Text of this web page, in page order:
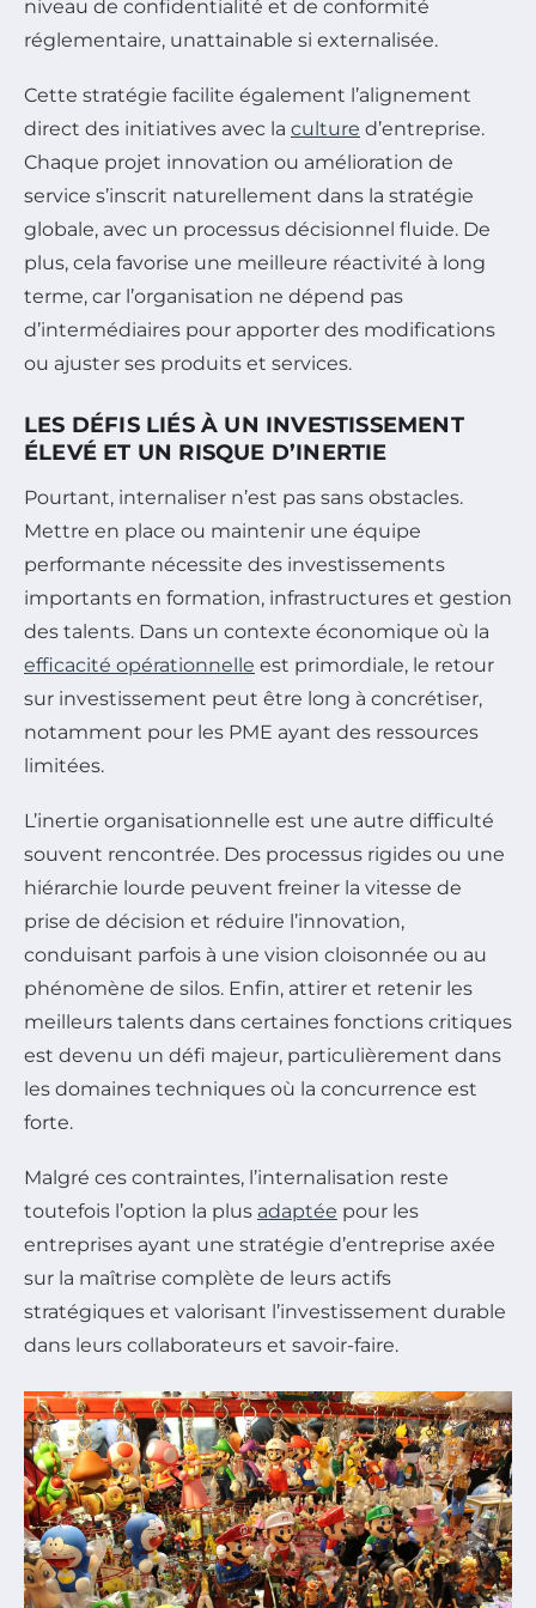
niveau de confidentialité et de conformité
réglementaire, unattainable si externalisée.
Cette stratégie facilite également l’alignement
direct des initiatives avec la culture d’entreprise.
Chaque projet innovation ou amélioration de
service s’inscrit naturellement dans la stratégie
globale, avec un processus décisionnel fluide. De
plus, cela favorise une meilleure réactivité à long
terme, car l’organisation ne dépend pas
d’intermédiaires pour apporter des modifications
ou ajuster ses produits et services.
LES DÉFIS LIÉS À UN INVESTISSEMENT
ÉLEVÉ ET UN RISQUE D’INERTIE
Pourtant, internaliser n’est pas sans obstacles.
Mettre en place ou maintenir une équipe
performante nécessite des investissements
importants en formation, infrastructures et gestion
des talents. Dans un contexte économique où la
efficacité opérationnelle est primordiale, le retour
sur investissement peut être long à concrétiser,
notamment pour les PME ayant des ressources
limitées.
L’inertie organisationnelle est une autre difficulté
souvent rencontrée. Des processus rigides ou une
hiérarchie lourde peuvent freiner la vitesse de
prise de décision et réduire l’innovation,
conduisant parfois à une vision cloisonnée ou au
phénomène de silos. Enfin, attirer et retenir les
meilleurs talents dans certaines fonctions critiques
est devenu un défi majeur, particulièrement dans
les domaines techniques où la concurrence est
forte.
Malgré ces contraintes, l’internalisation reste
toutefois l’option la plus adaptée pour les
entreprises ayant une stratégie d’entreprise axée
sur la maîtrise complète de leurs actifs
stratégiques et valorisant l’investissement durable
dans leurs collaborateurs et savoir-faire.